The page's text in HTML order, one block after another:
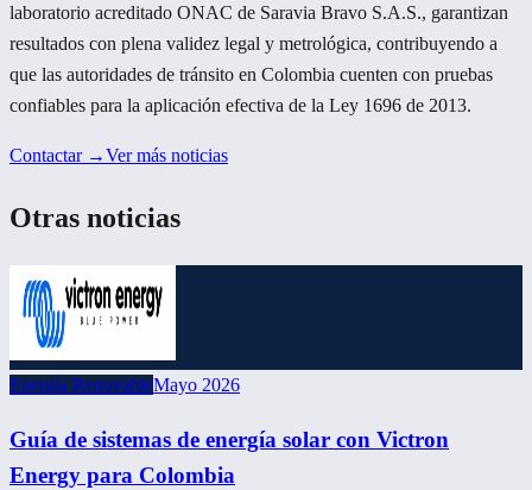
laboratorio acreditado ONAC de Saravia Bravo S.A.S., garantizan
resultados con plena validez legal y metrológica, contribuyendo a
que las autoridades de tránsito en Colombia cuenten con pruebas
confiables para la aplicación efectiva de la Ley 1696 de 2013.
Contactar →Ver más noticias
Otras noticias
Energía RenovableMayo 2026
Guía de sistemas de energía solar con Victron
Energy para Colombia